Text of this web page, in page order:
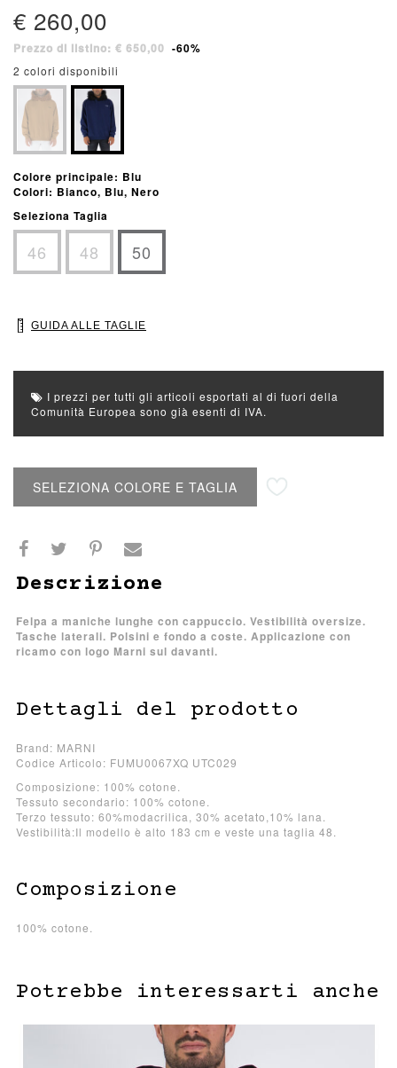
€ 260,00
Prezzo di listino: € 650,00 -60%
2 colori disponibili
Colore principale: Blu
Colori: Bianco, Blu, Nero
Seleziona Taglia
46 48 50
GUIDA ALLE TAGLIE
I prezzi per tutti gli articoli esportati al di fuori della
Comunità Europea sono già esenti di IVA.
SELEZIONA COLORE E TAGLIA
Descrizione
Felpa a maniche lunghe con cappuccio. Vestibilità oversize.
Tasche laterali. Polsini e fondo a coste. Applicazione con
ricamo con logo Marni sul davanti.
Dettagli del prodotto
Brand: MARNI
Codice Articolo: FUMU0067XQ UTC029
Composizione: 100% cotone.
Tessuto secondario: 100% cotone.
Terzo tessuto: 60%modacrilica, 30% acetato,10% lana.
Vestibilità:Il modello è alto 183 cm e veste una taglia 48.
Composizione
100% cotone.
Potrebbe interessarti anche